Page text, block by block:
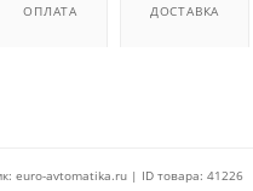
ОПЛАТА ДОСТАВКА
euro-avtomatika.ru | ID товара: 41226